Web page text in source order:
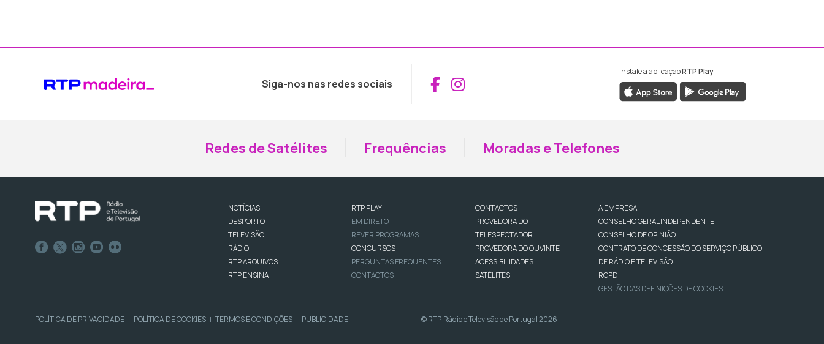
Siga-nos nas redes sociais Aceder ao Facebook da RTP Madeira
Aceder ao Instagram da RTP Madeira
Instale a aplicaçãoRTP Play
Redes de Satélites Frequências Moradas e Telefones
NOTÍCIAS
DESPORTO
TELEVISÃO
RÁDIO
RTP ARQUIVOS
RTP ENSINA
RTP PLAY
EM DIRETO
REVER PROGRAMAS
CONCURSOS
PERGUNTAS FREQUENTES
CONTACTOS
CONTACTOS
PROVEDORA DO
TELESPECTADOR
PROVEDORA DO OUVINTE
ACESSIBILIDADES
SATÉLITES
A EMPRESA
CONSELHO GERAL INDEPENDENTE
CONSELHO DE OPINIÃO
CONTRATO DE CONCESSÃO DO SERVIÇO PÚBLICO
DE RÁDIO E TELEVISÃO
RGPD
GESTÃO DAS DEFINIÇÕES DE COOKIES
POLÍTICA DE PRIVACIDADE | POLÍTICA DE COOKIES | TERMOS E CONDIÇÕES | PUBLICIDADE © RTP, Rádio e Televisão de Portugal 2026